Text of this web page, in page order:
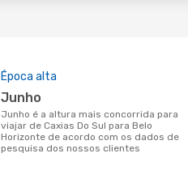
Época alta
junho
junho é a altura mais concorrida para
viajar de Caxias Do Sul para Belo
Horizonte de acordo com os dados de
pesquisa dos nossos clientes